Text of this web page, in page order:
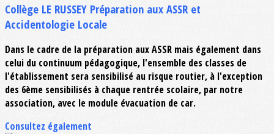
Collège LE RUSSEY Préparation aux ASSR et
Accidentologie Locale
Dans le cadre de la préparation aux ASSR mais également dans
celui du continuum pédagogique, l'ensemble des classes de
l'établissement sera sensibilisé au risque routier, à l'exception
des 6ème sensibilisés à chaque rentrée scolaire, par notre
association, avec le module évacuation de car.
Consultez également